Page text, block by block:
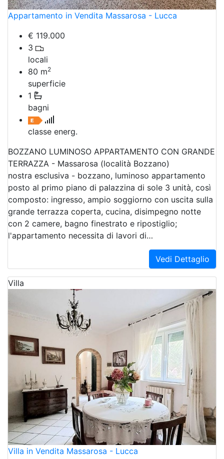
Appartamento in Vendita Massarosa - Lucca
€ 119.000
3
locali
80 m2
superficie
1
bagni
classe energ.
BOZZANO LUMINOSO APPARTAMENTO CON GRANDE
TERRAZZA - Massarosa (località Bozzano)
nostra esclusiva - bozzano, luminoso appartamento
posto al primo piano di palazzina di sole 3 unità, così
composto: ingresso, ampio soggiorno con uscita sulla
grande terrazza coperta, cucina, disimpegno notte
con 2 camere, bagno finestrato e ripostiglio;
l'appartamento necessita di lavori di…
Vedi Dettaglio
Villa
Villa in Vendita Massarosa - Lucca